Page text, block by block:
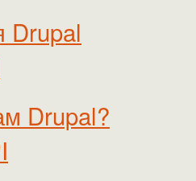
Drupal
Drupal?